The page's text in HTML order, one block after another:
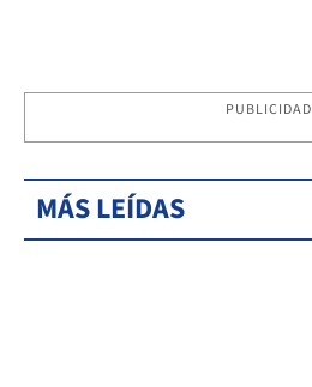
PUBLICIDAD
MÁS LEÍDAS